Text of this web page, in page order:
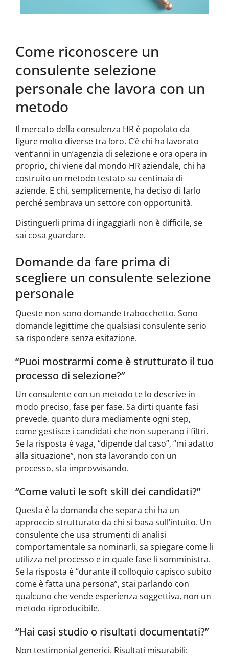
Come riconoscere un
consulente selezione
personale che lavora con un
metodo
Il mercato della consulenza HR è popolato da
figure molto diverse tra loro. C’è chi ha lavorato
vent’anni in un’agenzia di selezione e ora opera in
proprio, chi viene dal mondo HR aziendale, chi ha
costruito un metodo testato su centinaia di
aziende. E chi, semplicemente, ha deciso di farlo
perché sembrava un settore con opportunità.
Distinguerli prima di ingaggiarli non è difficile, se
sai cosa guardare.
Domande da fare prima di
scegliere un consulente selezione
personale
Queste non sono domande trabocchetto. Sono
domande legittime che qualsiasi consulente serio
sa rispondere senza esitazione.
“Puoi mostrarmi come è strutturato il tuo
processo di selezione?”
Un consulente con un metodo te lo descrive in
modo preciso, fase per fase. Sa dirti quante fasi
prevede, quanto dura mediamente ogni step,
come gestisce i candidati che non superano i filtri.
Se la risposta è vaga, “dipende dal caso”, “mi adatto
alla situazione”, non sta lavorando con un
processo, sta improvvisando.
“Come valuti le soft skill dei candidati?”
Questa è la domanda che separa chi ha un
approccio strutturato da chi si basa sull’intuito. Un
consulente che usa strumenti di analisi
comportamentale sa nominarli, sa spiegare come li
utilizza nel processo e in quale fase li somministra.
Se la risposta è “durante il colloquio capisco subito
come è fatta una persona”, stai parlando con
qualcuno che vende esperienza soggettiva, non un
metodo riproducibile.
“Hai casi studio o risultati documentati?”
Non testimonial generici. Risultati misurabili: